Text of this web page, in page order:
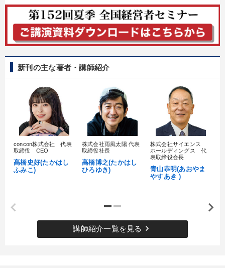
パフォーマンス向上 経営を改善したい
キーワード
聞き手・作間信司
※「更新」を押すと「カテゴリー」「目的別」「キーワード」を更新いただけます。
local_offer タグから探す refresh
すべての音声・動画（全2077タイトル）からお探しいただけます
タグ・キーワード
デジタルマーケティング サービス 一流人
新刊の主な著者・講師紹介
concon株式会社 代表
取締役 CEO
髙橋史好(たかはし
ふみこ)
株式会社雨風太陽 代表
取締役社長
高橋博之(たかはし
ひろゆき)
株式会社サイエンス
ホールディングス 代
表取締役会長
青山恭明(あおやま
やすあき )
講師紹介一覧を見る keyboard_arrow_right